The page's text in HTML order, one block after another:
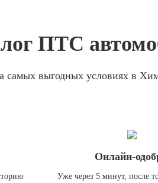
ПТС
выгодных условиях в
Онлайн-
Уже через 5 минут, после